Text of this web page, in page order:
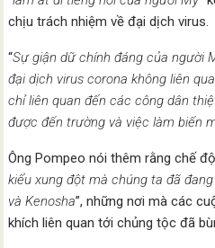
chịu trách nhiệm về đại dịch virus.
“Sự giận dữ chính đáng của người
đại dịch virus corona không liên
chỉ liên quan đến các công dân
được đến trường và việc làm biến
Ông Pompeo nói thêm rằng chế
kiểu xung đột mà chúng ta đã
và Kenosha”, những nơi mà các
khích liên quan tới chủng tộc đã